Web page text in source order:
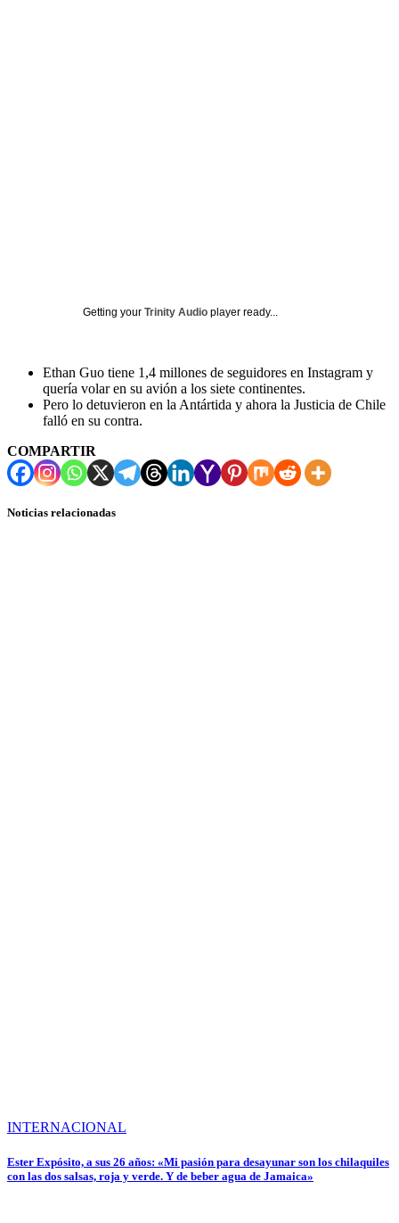
Getting your Trinity Audio player ready...
Ethan Guo tiene 1,4 millones de seguidores en Instagram y
quería volar en su avión a los siete continentes.
Pero lo detuvieron en la Antártida y ahora la Justicia de Chile
falló en su contra.
COMPARTIR
Noticias relacionadas
INTERNACIONAL
Ester Expósito, a sus 26 años: «Mi pasión para desayunar son los chilaquiles
con las dos salsas, roja y verde. Y de beber agua de Jamaica»